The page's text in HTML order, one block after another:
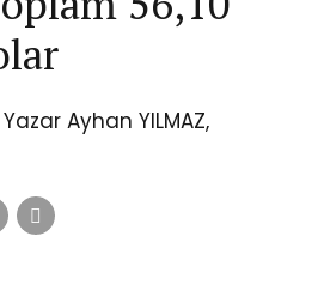
Yazar Ayhan YILMAZ,